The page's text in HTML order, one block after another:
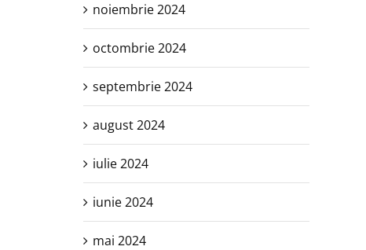
noiembrie 2024
octombrie 2024
septembrie 2024
august 2024
iulie 2024
iunie 2024
mai 2024